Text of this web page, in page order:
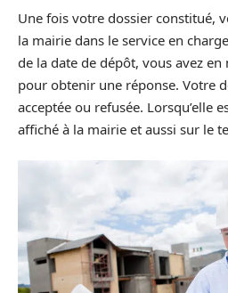
Une fois votre dossier constitué,
la mairie dans le service en
de la date de dépôt, vous avez
pour obtenir une réponse. Votre
acceptée ou refusée. Lorsqu’elle
affiché à la mairie et aussi sur le